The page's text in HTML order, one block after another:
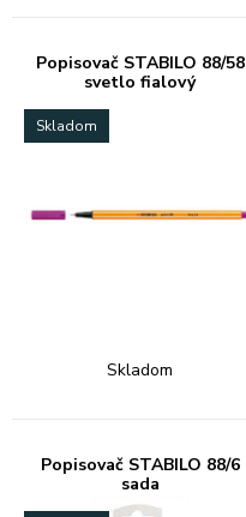
Popisovač STABILO 88/58
svetlo fialový
Skladom
Skladom
Popisovač STABILO 88/6
sada